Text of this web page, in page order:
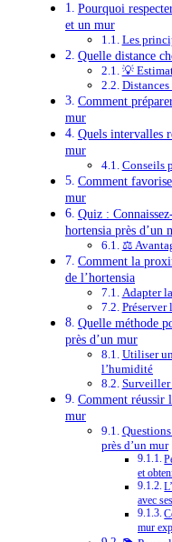
Pourquoi
et un mur
Les
Quelle distance
💡
Comment
mur
Quels intervalles
mur
Conseils
Comment
mur
Quiz :
hortensia près d’un
⚖️
Comment la
de l’hortensia
Adapter
Préserver
Quelle méthode
près d’un mur
Utiliser
l’humidité
Surveiller
Comment réussir
mur
près d’un mur
et
avec
mur